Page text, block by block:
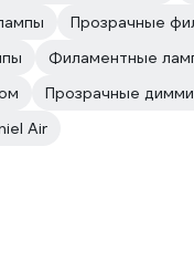
Прозрачные
Филаментные
Прозрачные
Air